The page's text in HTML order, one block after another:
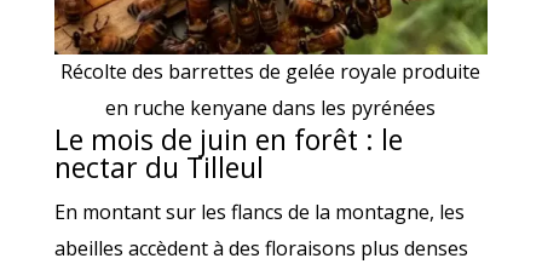
Récolte des barrettes de gelée royale produite
en ruche kenyane dans les pyrénées
Le mois de juin en forêt : le
nectar du Tilleul
En montant sur les flancs de la montagne, les
abeilles accèdent à des floraisons plus denses